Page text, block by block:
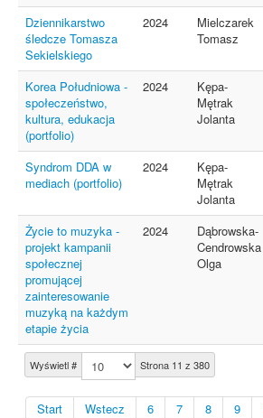
Wyświetl # Strona 11 z 380
Start Wstecz 6 7 8 9
Dziennikarstwo
śledcze Tomasza
Sekielskiego
2024
Mielczarek
Tomasz
Korea Południowa -
społeczeństwo,
kultura, edukacja
(portfolio)
2024
Kępa-
Mętrak
Jolanta
Syndrom DDA w
mediach (portfolio)
2024
Kępa-
Mętrak
Jolanta
Życie to muzyka -
projekt kampanii
społecznej
promującej
zainteresowanie
muzyką na każdym
etapie życia
2024
Dąbrowska-
Cendrowska
Olga